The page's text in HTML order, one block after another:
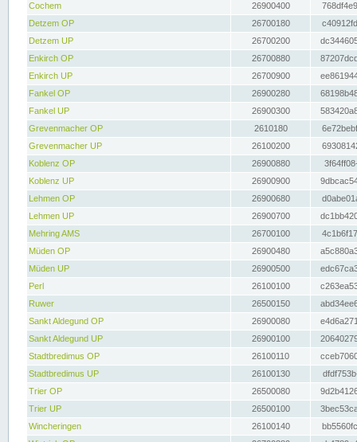
Cochem
26900400
Detzem OP
26700180
Detzem UP
26700200
Enkirch OP
26700880
Enkirch UP
26700900
Fankel OP
26900280
Fankel UP
26900300
Grevenmacher OP
2610180
Grevenmacher UP
26100200
Koblenz OP
26900880
Koblenz UP
26900900
Lehmen OP
26900680
Lehmen UP
26900700
Mehring AMS
26700100
Müden OP
26900480
Müden UP
26900500
Perl
26100100
Ruwer
26500150
Sankt Aldegund OP
26900080
Sankt Aldegund UP
26900100
Stadtbredimus OP
26100110
Stadtbredimus UP
26100130
Trier OP
26500080
Trier UP
26500100
Wincheringen
26100140